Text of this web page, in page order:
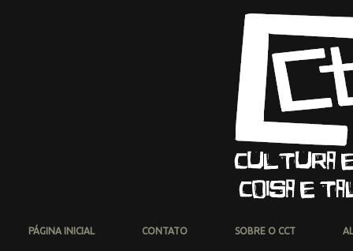
PÁGINA INICIAL CONTATO SOBRE O CCT